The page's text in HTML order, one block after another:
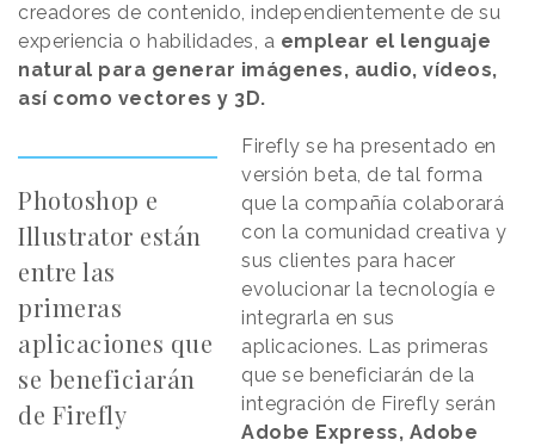
creadores de contenido, independientemente de su
experiencia o habilidades, a emplear el lenguaje
natural para generar imágenes, audio, vídeos,
así como vectores y 3D.
Photoshop e
Illustrator están
entre las
primeras
aplicaciones que
se beneficiarán
de Firefly
Firefly se ha presentado en
versión beta, de tal forma
que la compañía colaborará
con la comunidad creativa y
sus clientes para hacer
evolucionar la tecnología e
integrarla en sus
aplicaciones. Las primeras
que se beneficiarán de la
integración de Firefly serán
Adobe Express, Adobe